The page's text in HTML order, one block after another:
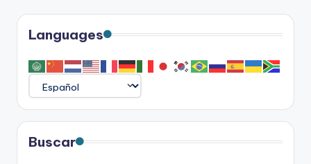
Languages
Buscar